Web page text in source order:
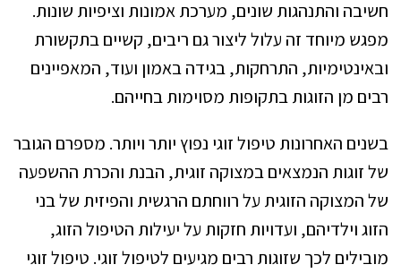
חשיבה והתנהגות שונים, מערכת אמונות וציפיות שונות.
מפגש מיוחד זה עלול ליצור גם ריבים, קשיים בתקשורת
ובאינטימיות, התרחקות, בגידה באמון ועוד, המאפיינים
רבים מן הזוגות בתקופות מסוימות בחייהם.
בשנים האחרונות טיפול זוגי נפוץ יותר ויותר. מספרם הגובר
של זוגות הנמצאים במצוקה זוגית, הבנת והכרת ההשפעה
של המצוקה הזוגית על רווחתם הרגשית והפיזית של בני
הזוג וילדיהם, ועדויות חזקות על יעילות הטיפול הזוג,
מובילים לכך שזוגות רבים מגיעים לטיפול זוגי. טיפול זוגי